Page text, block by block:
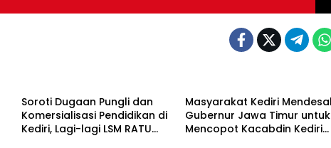
Soroti Dugaan Pungli dan
Komersialisasi Pendidikan di
Kediri, Lagi-lagi LSM RATU
Masyarakat Kediri Mendesak
Gubernur Jawa Timur untuk
Mencopot Kacabdin Kediri